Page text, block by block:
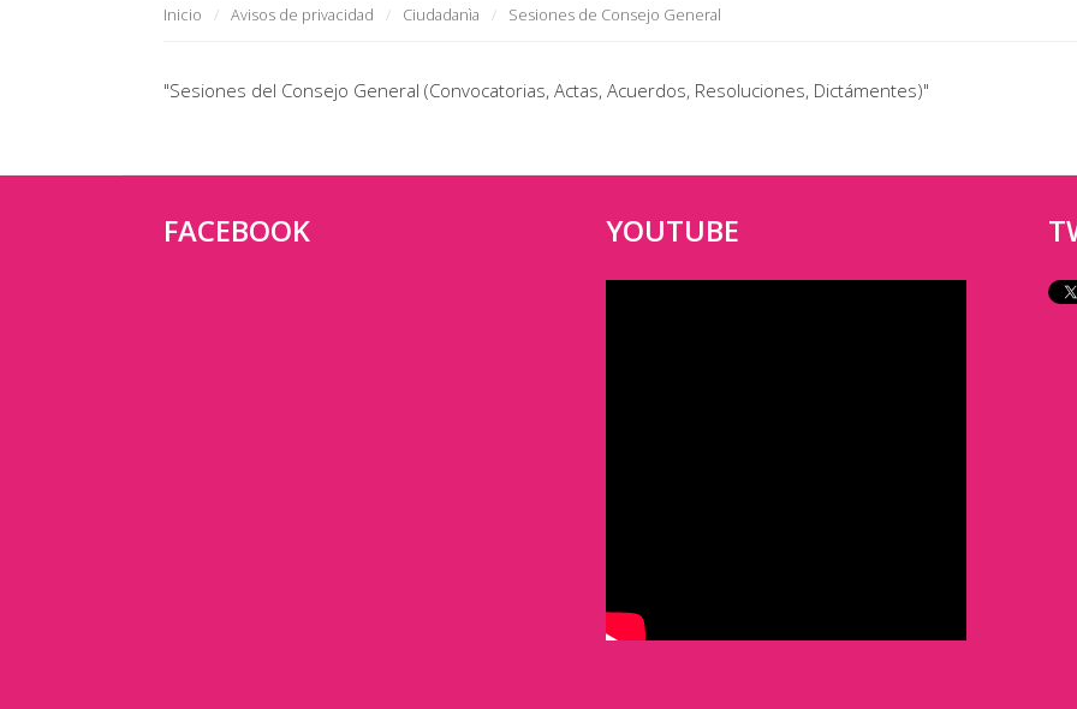
Inicio Avisos de privacidad Ciudadanìa Sesiones de Consejo General
"Sesiones del Consejo General (Convocatorias, Actas, Acuerdos, Resoluciones, Dictámentes)"
FACEBOOK YOUTUBE